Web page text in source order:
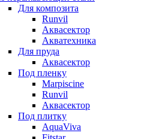
Для композита
Runvil
Аквасектор
Акватехника
Для пруда
Аквасектор
Под пленку
Marpiscine
Runvil
Аквасектор
Под плитку
AquaViva